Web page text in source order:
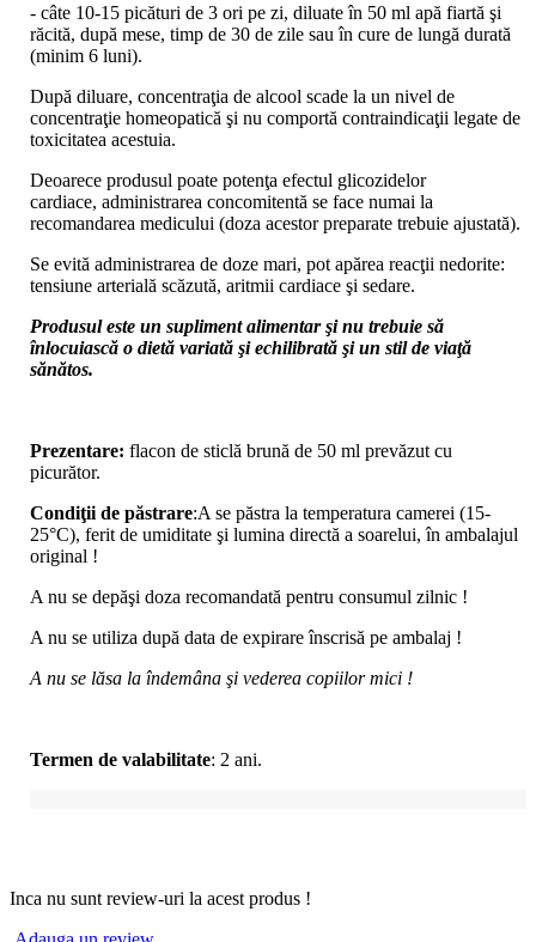
- câte 10-15 picături de 3 ori pe zi, diluate în 50 ml apă fiartă şi
răcită, după mese, timp de 30 de zile sau în cure de lungă durată
(minim 6 luni).
După diluare, concentraţia de alcool scade la un nivel de
concentraţie homeopatică şi nu comportă contraindicaţii legate de
toxicitatea acestuia.
Deoarece produsul poate potenţa efectul glicozidelor
cardiace, administrarea concomitentă se face numai la
recomandarea medicului (doza acestor preparate trebuie ajustată).
Se evită administrarea de doze mari, pot apărea reacţii nedorite:
tensiune arterială scăzută, aritmii cardiace şi sedare.
Produsul este un supliment alimentar şi nu trebuie să
înlocuiască o dietă variată şi echilibrată şi un stil de viaţă
sănătos.
Prezentare: flacon de sticlă brună de 50 ml prevăzut cu
picurător.
Condiţii de păstrare:A se păstra la temperatura camerei (15-
25°C), ferit de umiditate şi lumina directă a soarelui, în ambalajul
original !
A nu se depăşi doza recomandată pentru consumul zilnic !
A nu se utiliza după data de expirare înscrisă pe ambalaj !
A nu se lăsa la îndemâna şi vederea copiilor mici !
Termen de valabilitate: 2 ani.
Inca nu sunt review-uri la acest produs !